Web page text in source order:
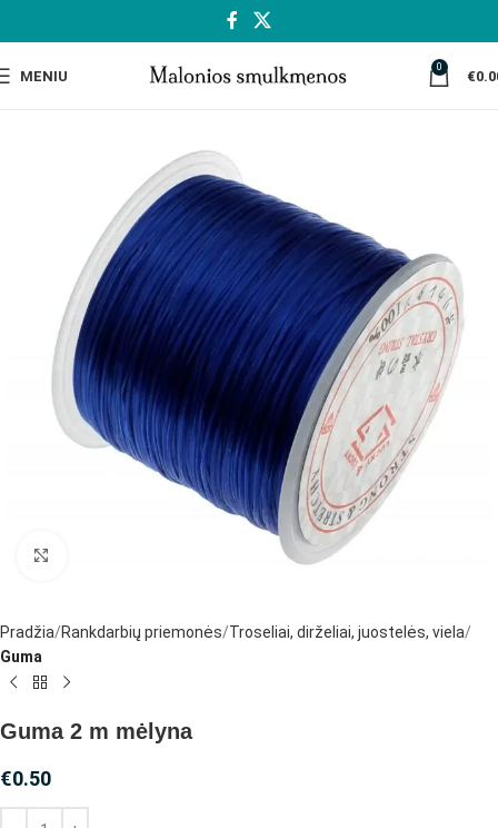
MENIU
0
€
Pradžia Rankdarbių priemonės Troseliai, dirželiai, juostelės, viela
Guma
Guma 2 m mėlyna
€0.50